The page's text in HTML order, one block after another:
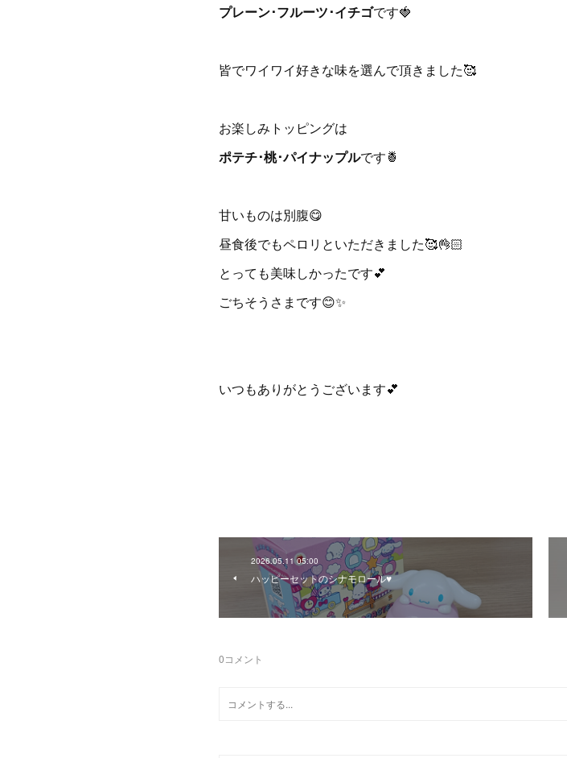
プレーン･フルーツ･イチゴです🍓
皆でワイワイ好きな味を選んで頂きました🥰
お楽しみトッピングは
ポテチ･桃･パイナップルです🍍
甘いものは別腹😋
昼食後でもペロリといただきました🥰👌🏻
とっても美味しかったです💕
ごちそうさまです😊✨
いつもありがとうございます💕
2026.05.11 05:00
ハッピーセットのシナモロール♥️
0コメント